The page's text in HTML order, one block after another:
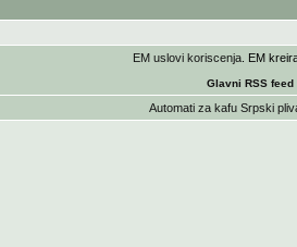
EM uslovi koriscenja . EM
Glavni RSS feed
Automati za kafu Srpski